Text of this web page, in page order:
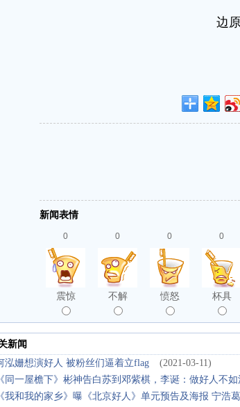
边
新闻表情
0
震惊
0
不解
0
愤怒
0
杯具
新闻
泓姗想演好人 被粉丝们逼着立flag
(2021-03-11)
《同一屋檐下》彬神告白苏到邓紫棋，李诞：做好人不
《我和我的家乡》曝《北京好人》单元预告及海报 宁浩